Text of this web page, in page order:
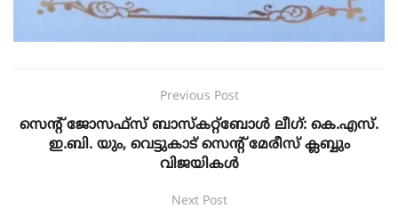
Previous Post
സെൻ്റ് ജോസഫ്സ് ബാസ്കറ്റ്ബോൾ ലീഗ്: കെ.എസ്.
ഇ.ബി. യും, വെട്ടുകാട് സെൻ്റ് മേരീസ് ക്ലബ്ബും
വിജയികൾ
Next Post